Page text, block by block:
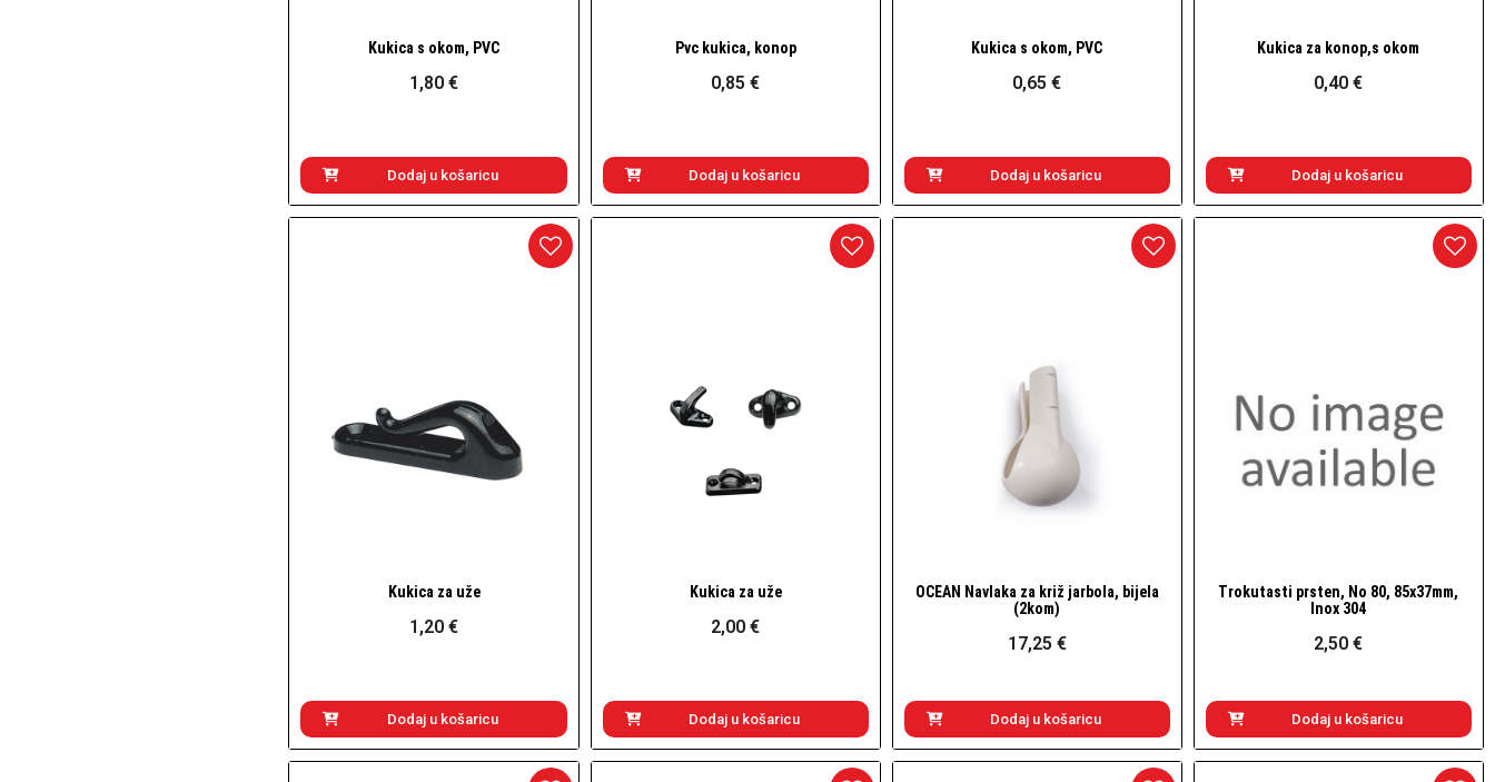
Brzi pogled
Kukica s okom, PVC
1,80 €
Dodaj u košaricu
Brzi pogled
Pvc kukica, konop
0,85 €
Dodaj u košaricu
Brzi pogled
Kukica s okom, PVC
0,65 €
Dodaj u košaricu
Brzi pogled
Kukica za konop,s okom
0,40 €
Dodaj u košaricu
Brzi pogled
Kukica za uže
1,20 €
Dodaj u košaricu
Brzi pogled
Kukica za uže
2,00 €
Dodaj u košaricu
Brzi pogled
OCEAN Navlaka za križ jarbola, bijela
(2kom)
17,25 €
Dodaj u košaricu
Brzi pogled
Trokutasti prsten, No 80, 85x37mm,
Inox 304
2,50 €
Dodaj u košaricu